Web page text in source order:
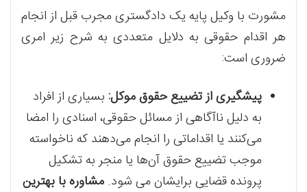
مشورت با وکیل پایه یک دادگستری مجرب قبل از انجام
هر اقدام حقوقی به دلایل متعددی به شرح زیر امری
ضروری است:
پیشگیری از تضییع حقوق موکل: بسیاری از افراد
به دلیل ناآگاهی از مسائل حقوقی، اسنادی را امضا
می‌کنند یا اقداماتی را انجام می‌دهند که ناخواسته
موجب تضییع حقوق آن‌ها یا منجر به تشکیل
پرونده قضایی برایشان می شود. مشاوره با بهترین